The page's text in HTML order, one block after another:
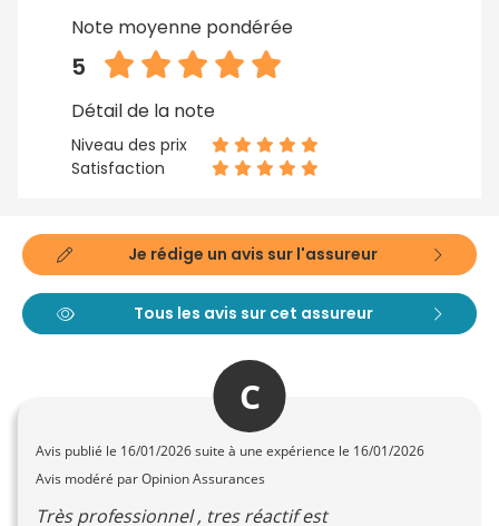
Note moyenne pondérée
5
Détail de la note
Niveau des prix
Satisfaction
Je rédige un avis sur l'assureur
Tous les avis sur cet assureur
C
Avis publié le 16/01/2026suite à une expérience le 16/01/2026
Avis modéré par Opinion Assurances
Très professionnel , tres réactif est